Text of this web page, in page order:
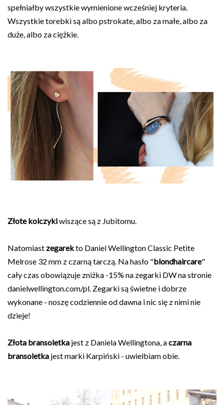
spełniałby wszystkie wymienione wcześniej kryteria.
Wszystkie torebki są albo pstrokate, albo za małe, albo za
duże, albo za ciężkie.
Złote kolczykiwiszące są z Jubitomu.
Natomiast zegarekto Daniel Wellington Classic Petite
Melrose 32 mm z czarną tarczą. Na hasło "blondhaircare"
cały czas obowiązuje zniżka -15% na zegarki DW na stronie
danielwellington.com/pl. Zegarki są świetne i dobrze
wykonane - noszę codziennie od dawna i nic się z nimi nie
dzieje!
Złota bransoletka jest z Daniela Wellingtona, aczarna
bransoletka jest marki Karpiński - uwielbiam obie.